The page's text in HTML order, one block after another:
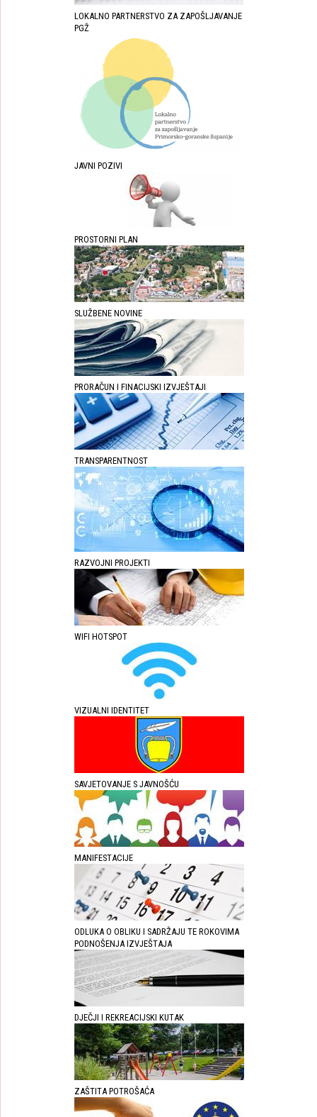
LOKALNO PARTNERSTVO ZA ZAPOŠLJAVANJE
PGŽ
JAVNI POZIVI
PROSTORNI PLAN
SLUŽBENE NOVINE
PRORAČUN I FINACIJSKI IZVJEŠTAJI
TRANSPARENTNOST
RAZVOJNI PROJEKTI
WIFI HOTSPOT
VIZUALNI IDENTITET
SAVJETOVANJE S JAVNOŠĆU
MANIFESTACIJE
ODLUKA O OBLIKU I SADRŽAJU TE ROKOVIMA
PODNOŠENJA IZVJEŠTAJA
DJEČJI I REKREACIJSKI KUTAK
ZAŠTITA POTROŠAĆA